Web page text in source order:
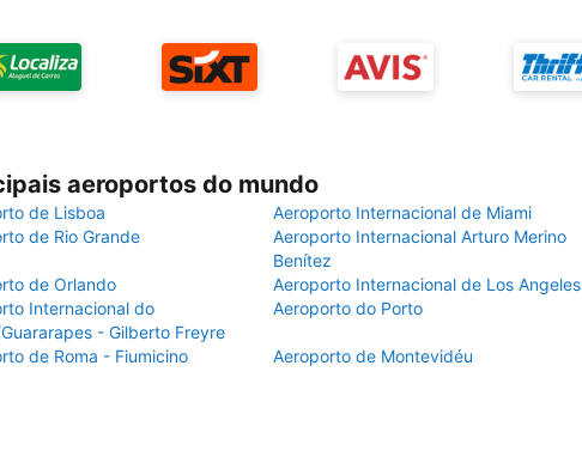
aeroportos do mundo
de Lisboa
Aeroporto Internacional de Miami
de Rio Grande
Aeroporto Internacional Arturo Merino
Benítez
de Orlando
Aeroporto Internacional de Los Angeles
Internacional do
- Gilberto Freyre
Aeroporto do Porto
de Roma - Fiumicino Aeroporto de Montevidéu